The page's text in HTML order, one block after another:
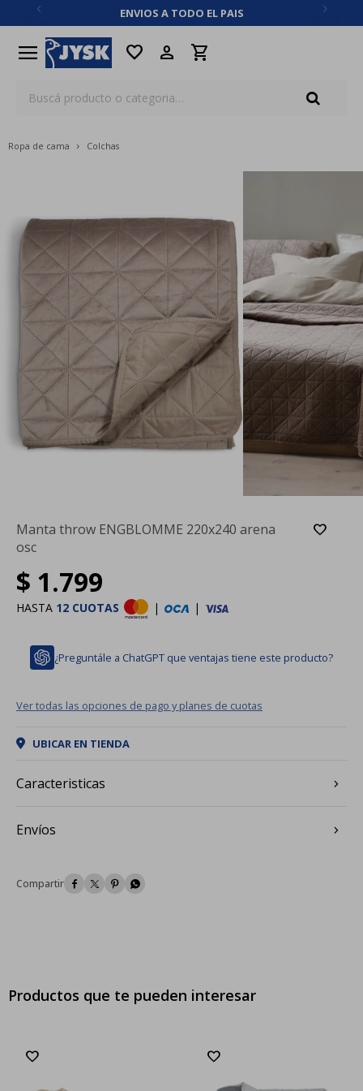
ENVIOS A TODO EL PAIS
menu favorite
Ropa de cama Colchas
Manta throw ENGBLOMME 220x240 arena
osc
$ 1.799
HASTA 12 CUOTAS | |
¿Preguntále a ChatGPT que ventajas tiene este producto?
Ver todas las opciones de pago y planes de cuotas
UBICAR EN TIENDA
Caracteristicas
Envíos
   
Productos que te pueden interesar
close